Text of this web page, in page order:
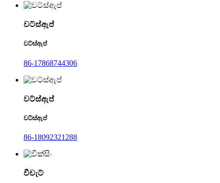
වට්ස්ඇප්
වට්ස්ඇප්
86-17868744306
වට්ස්ඇප්
වට්ස්ඇප්
86-18092321288
වීචැට්